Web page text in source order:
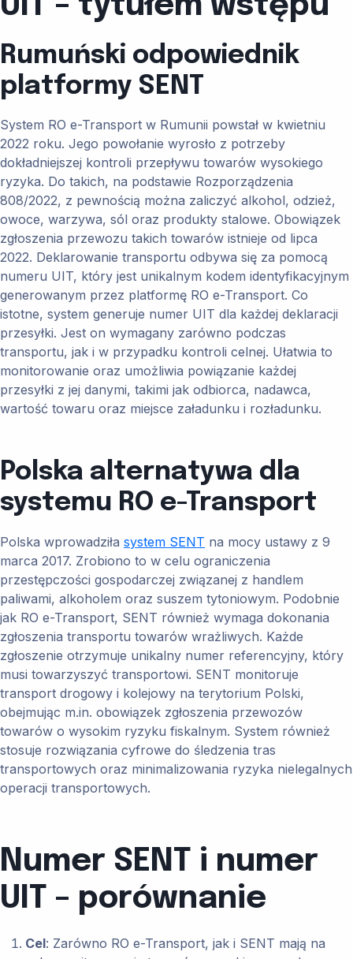
Rumuński odpowiednik
platformy SENT
System RO e-Transport w Rumunii powstał w kwietniu
2022 roku. Jego powołanie wyrosło z potrzeby
dokładniejszej kontroli przepływu towarów wysokiego
ryzyka. Do takich, na podstawie Rozporządzenia
808/2022, z pewnością można zaliczyć alkohol, odzież,
owoce, warzywa, sól oraz produkty stalowe. Obowiązek
zgłoszenia przewozu takich towarów istnieje od lipca
2022. Deklarowanie transportu odbywa się za pomocą
numeru UIT, który jest unikalnym kodem identyfikacyjnym
generowanym przez platformę​ RO e-Transport. Co
istotne, system generuje numer UIT dla każdej deklaracji
przesyłki. Jest on wymagany zarówno podczas
transportu, jak i w przypadku kontroli celnej. Ułatwia to
monitorowanie oraz umożliwia powiązanie każdej
przesyłki z jej danymi, takimi jak odbiorca, nadawca,
wartość towaru oraz miejsce załadunku i rozładunku.
Polska alternatywa dla
systemu RO e-Transport
Polska wprowadziła system SENT na mocy ustawy z 9
marca 2017. Zrobiono to w celu ograniczenia
przestępczości gospodarczej związanej z handlem
paliwami, alkoholem oraz suszem tytoniowym. Podobnie
jak RO e-Transport, SENT również wymaga dokonania
zgłoszenia transportu towarów wrażliwych. Każde
zgłoszenie otrzymuje unikalny numer referencyjny, który
musi towarzyszyć transportowi. SENT monitoruje
transport drogowy i kolejowy na terytorium Polski,
obejmując m.in. obowiązek zgłoszenia przewozów
towarów o wysokim ryzyku fiskalnym. System również
stosuje rozwiązania cyfrowe do śledzenia tras
transportowych oraz minimalizowania ryzyka nielegalnych
operacji transportowych.
Numer SENT i numer
UIT – porównanie
Cel: Zarówno RO e-Transport, jak i SENT mają na